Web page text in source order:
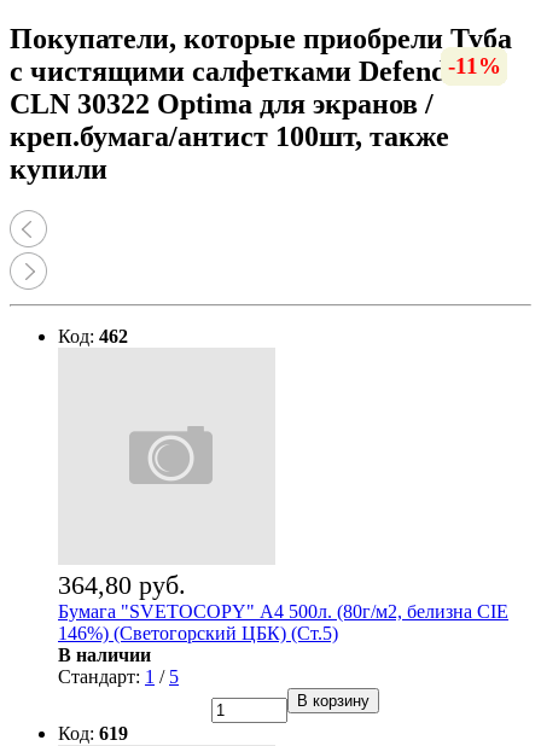
Покупатели, которые приобрели Туба
с чистящими салфетками Defender
CLN 30322 Optima для экранов /
креп.бумага/антист 100шт, также
купили
Код: 462
364,80 руб.
Бумага "SVETOCOPY" А4 500л. (80г/м2, белизна CIE
146%) (Светогорский ЦБК) (Ст.5)
В наличии
Стандарт: 1 / 5
В корзину
Код: 619
-49%
-11%
-13%
-16%
-10%
-11%
-66%
-8%
-13%
-18%
-9%
-11%